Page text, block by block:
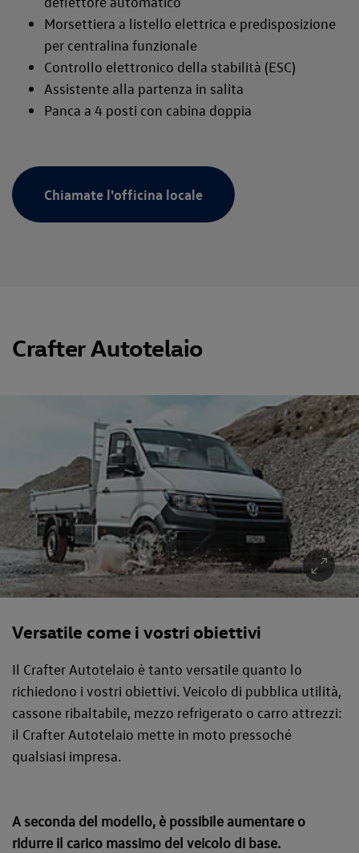
Morsettiera a listello elettrica e predisposizione
per centralina funzionale
Controllo elettronico della stabilità (ESC)
Assistente alla partenza in salita
Panca a 4 posti con cabina doppia
Chiamate l'officina locale
Crafter Autotelaio
Versatile come i vostri obiettivi
Il Crafter Autotelaio è tanto versatile quanto lo
richiedono i vostri obiettivi. Veicolo di pubblica utilità,
cassone ribaltabile, mezzo refrigerato o carro attrezzi:
il Crafter Autotelaio mette in moto pressoché
qualsiasi impresa.
A seconda del modello, è possibile aumentare o
ridurre il carico massimo del veicolo di base.